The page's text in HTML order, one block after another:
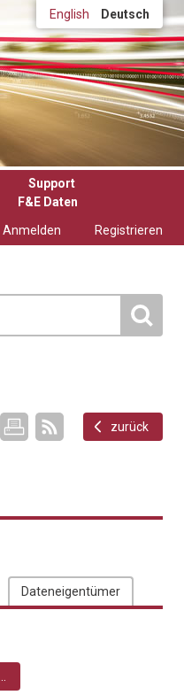
English Deutsch
Support
F&E Daten
Anmelden
Registrieren
zurück
Dateneigentümer